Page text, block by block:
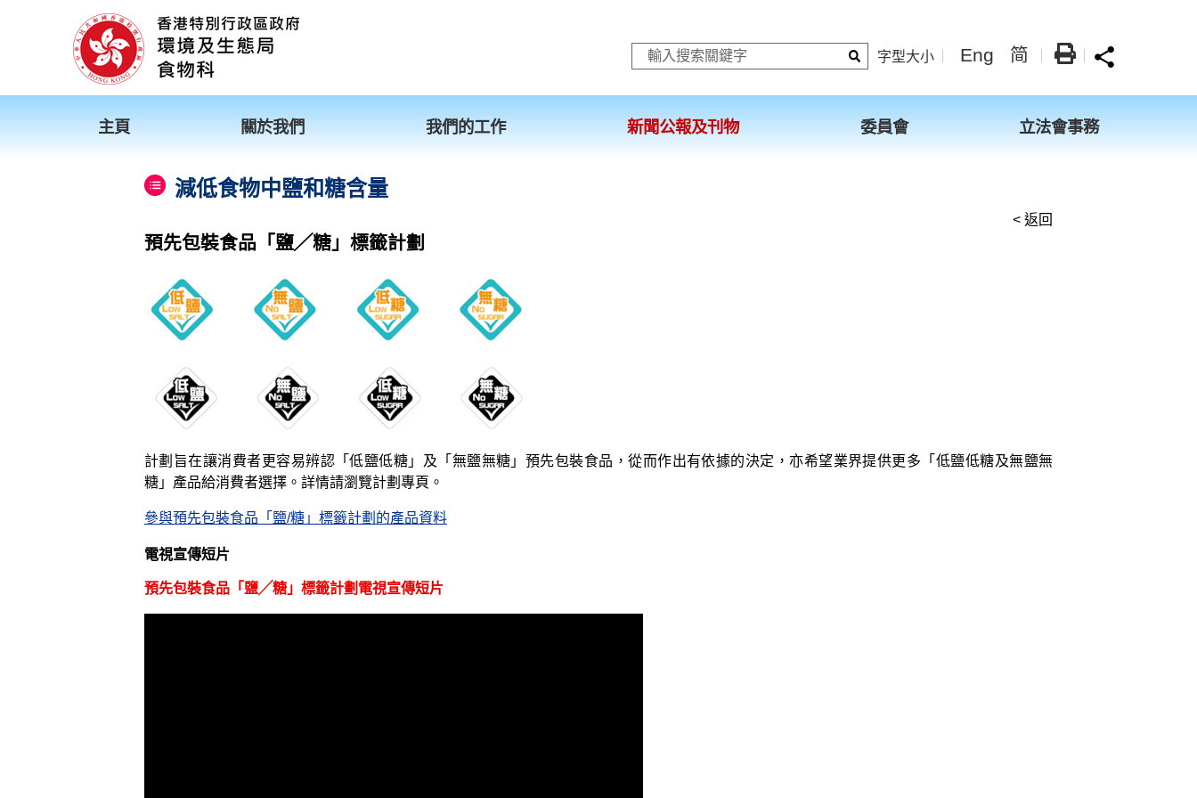
字型大小 Eng 简
主頁 關於我們 我們的工作 新聞公報及刊物 委員會 立法會事務
減低食物中鹽和糖含量
< 返回
預先包裝食品「鹽╱糖」標籤計劃
計劃旨在讓消費者更容易辨認「低鹽低糖」及「無鹽無糖」預先包裝食品，從而作出有依據的決定，亦希望業界提供更多「低鹽低糖及無鹽無
糖」產品給消費者選擇。詳情請瀏覽計劃專頁。
參與預先包裝食品「鹽/糖」標籤計劃的產品資料
電視宣傳短片
預先包裝食品「鹽╱糖」標籤計劃電視宣傳短片